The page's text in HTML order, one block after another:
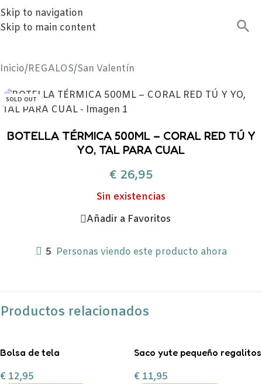
Skip to navigation
Skip to main content
Inicio/REGALOS/San Valentín
SOLD OUT
BOTELLA TÉRMICA 500ML – CORAL RED TÚ Y
YO, TAL PARA CUAL
€26,95
Sin existencias
Añadir a Favoritos
5 Personas viendo este producto ahora
Productos relacionados
Bolsa de tela
€ 12,95
Saco yute pequeño regalitos
€ 11,95